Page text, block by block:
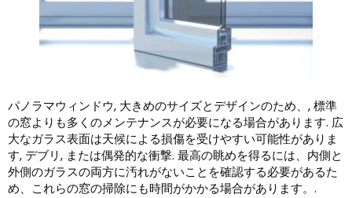
パノラマウィンドウ, 大きめのサイズとデザインのため、, 標準
の窓よりも多くのメンテナンスが必要になる場合があります. 広
大なガラス表面は天候による損傷を受けやすい可能性がありま
す, デブリ, または偶発的な衝撃. 最高の眺めを得るには、内側と
外側のガラスの両方に汚れがないことを確認する必要があるた
め、これらの窓の掃除にも時間がかかる場合があります。.